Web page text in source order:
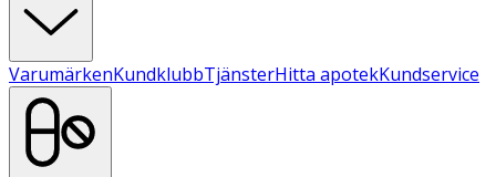
VarumärkenKundklubbTjänsterHitta apotekKundservice